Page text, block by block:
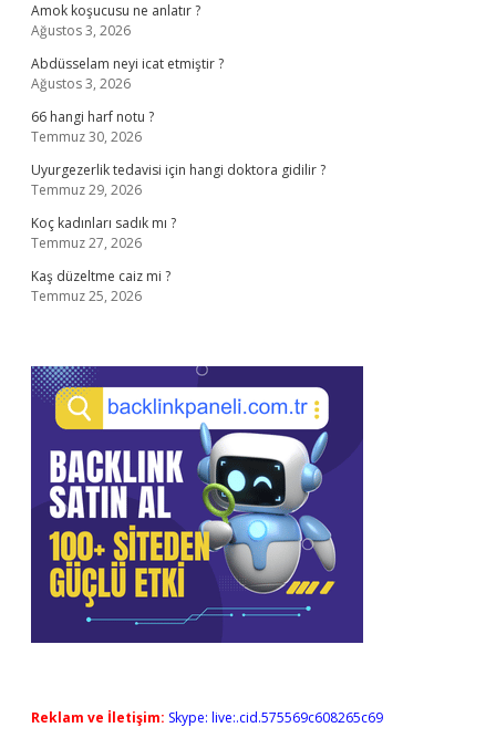
Amok koşucusu ne anlatır ?
Ağustos 3, 2026
Abdüsselam neyi icat etmiştir ?
Ağustos 3, 2026
66 hangi harf notu ?
Temmuz 30, 2026
Uyurgezerlik tedavisi için hangi doktora gidilir ?
Temmuz 29, 2026
Koç kadınları sadık mı ?
Temmuz 27, 2026
Kaş düzeltme caiz mi ?
Temmuz 25, 2026
Reklam ve İletişim: Skype: live:.cid.575569c608265c69